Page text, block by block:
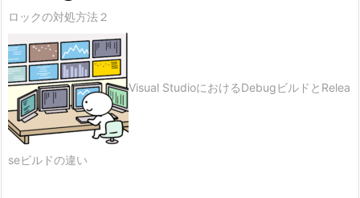
ロックの対処方法２
Visual StudioにおけるDebugビルドとRelea
seビルドの違い